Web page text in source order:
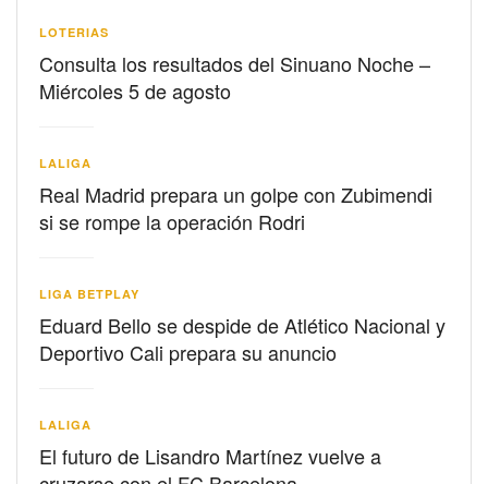
LOTERIAS
Consulta los resultados del Sinuano Noche –
Miércoles 5 de agosto
LALIGA
Real Madrid prepara un golpe con Zubimendi
si se rompe la operación Rodri
LIGA BETPLAY
Eduard Bello se despide de Atlético Nacional y
Deportivo Cali prepara su anuncio
LALIGA
El futuro de Lisandro Martínez vuelve a